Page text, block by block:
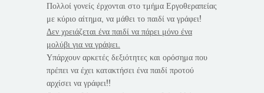
Πολλοί γονείς έρχονται στο τμήμα Εργοθεραπείας
με κύριο αίτημα, να μάθει το παιδί να γράφει!
Δεν χρειάζεται ένα παιδί να πάρει μόνο ένα
μολύβι για να γράψει.
Υπάρχουν αρκετές δεξιότητες και ορόσημα που
πρέπει να έχει κατακτήσει ένα παιδί προτού
αρχίσει να γράφει!!